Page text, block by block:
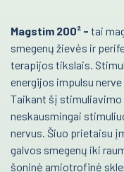
Reabilitacija
Kardiologija
Psichiatrija
Neurologija
Retos ligos
Kušetės
Kraujo maišeliai
Termoizoliaciniai
Temperatūriniai
Kraujo komponentų
Magstim 200² - tai
smegenų žievės ir
terapijos tikslais.
energijos impulsu
Taikant šį stimuliavimo
neskausmingai
nervus. Šiuo prietaisu
galvos smegenų iki
šoninė amiotrofinė